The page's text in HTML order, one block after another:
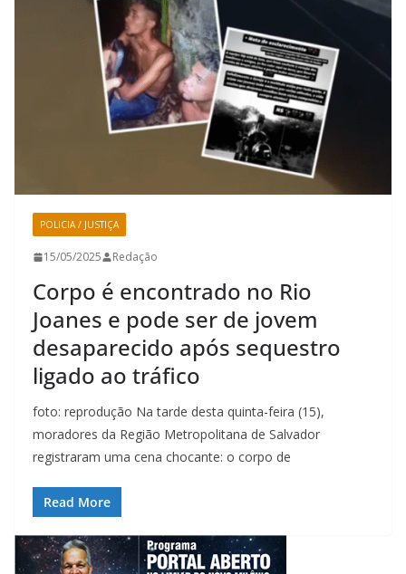
POLICIA / JUSTIÇA
15/05/2025 Redação
Corpo é encontrado no Rio
Joanes e pode ser de jovem
desaparecido após sequestro
ligado ao tráfico
foto: reprodução Na tarde desta quinta-feira (15),
moradores da Região Metropolitana de Salvador
registraram uma cena chocante: o corpo de
Read More